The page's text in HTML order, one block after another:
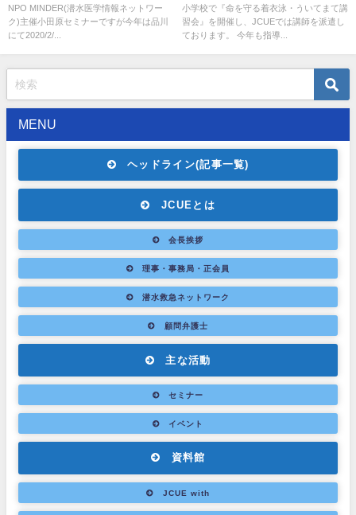
NPO MINDER(潜水医学情報ネットワー
ク)主催小田原セミナーですが今年は品川
にて2020/2/...
小学校で『命を守る着衣泳・ういてまて講
習会』を開催し、JCUEでは講師を派遣し
ております。 今年も指導...
MENU
ヘッドライン(記事一覧)
JCUEとは
会長挨拶
理事・事務局・正会員
潜水救急ネットワーク
顧問弁護士
主な活動
セミナー
イベント
資料館
JCUE with